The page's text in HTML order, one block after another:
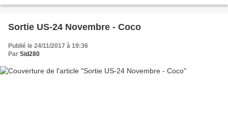
Sortie US-24 Novembre - Coco
Publié le 24/11/2017 à 19:36
Par Sid280